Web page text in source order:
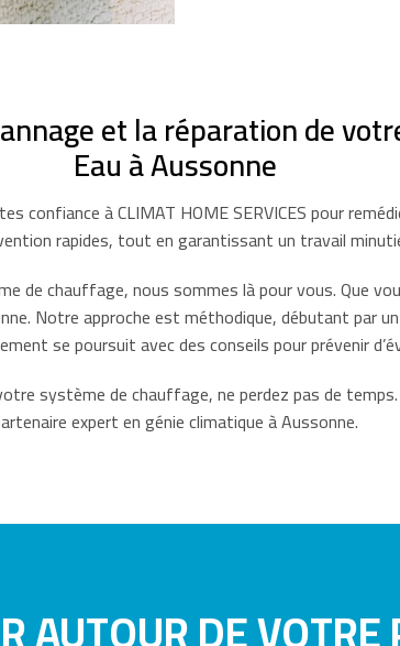
et la réparation de
Eau à Aussonne
à CLIMAT HOME SERVICES pour
rapides, tout en garantissant un travail
de chauffage, nous sommes là pour vous. Que
Notre approche est méthodique, débutant par
se poursuit avec des conseils pour prévenir
système de chauffage, ne perdez pas de
expert en génie climatique à Aussonne.